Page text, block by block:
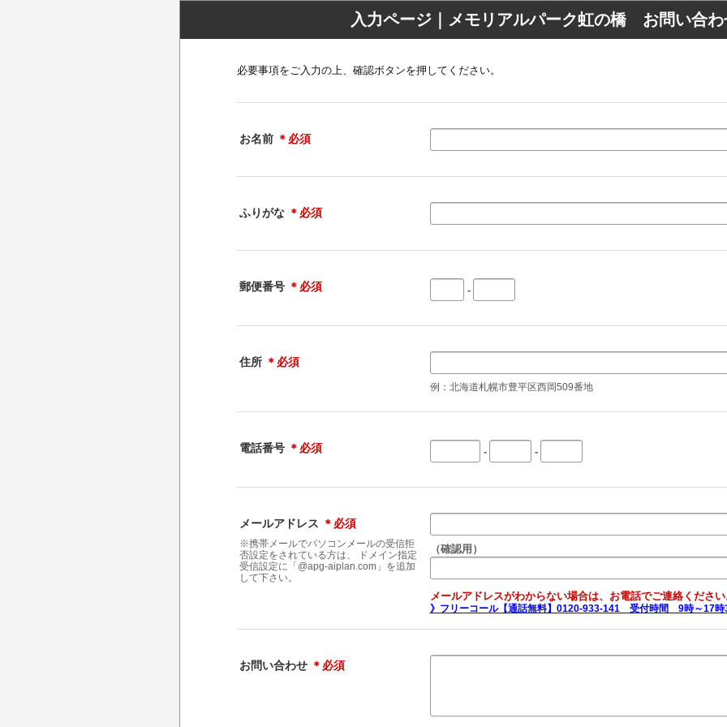
入力ページ｜メモリアルパーク虹の橋 お問い合わ
必要事項をご入力の上、確認ボタンを押してください。
お名前 ＊必須
ふりがな ＊必須
郵便番号 ＊必須 -
住所 ＊必須
例：北海道札幌市豊平区西岡509番地
電話番号 ＊必須 - -
メールアドレス ＊必須
※携帯メールでパソコンメールの受信拒
否設定をされている方は、 ドメイン指定
受信設定に「@apg-aiplan.com」を追加
して下さい。
（確認用）
メールアドレスがわからない場合は、お電話でご連絡ください
》フリーコール【通話無料】0120-933-141 受付時間 9時～17時
お問い合わせ ＊必須